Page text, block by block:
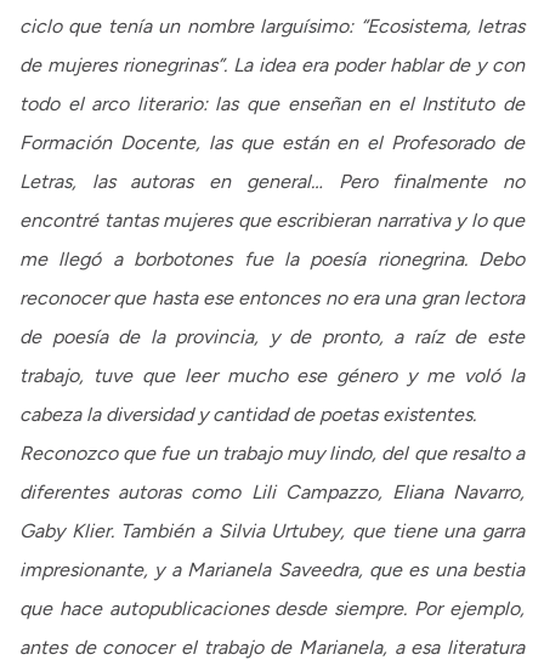
ciclo que tenía un nombre larguísimo: “Ecosistema, letras
de mujeres rionegrinas”. La idea era poder hablar de y con
todo el arco literario: las que enseñan en el Instituto de
Formación Docente, las que están en el Profesorado de
Letras, las autoras en general… Pero finalmente no
encontré tantas mujeres que escribieran narrativa y lo que
me llegó a borbotones fue la poesía rionegrina. Debo
reconocer que hasta ese entonces no era una gran lectora
de poesía de la provincia, y de pronto, a raíz de este
trabajo, tuve que leer mucho ese género y me voló la
cabeza la diversidad y cantidad de poetas existentes.
Reconozco que fue un trabajo muy lindo, del que resalto a
diferentes autoras como Lili Campazzo, Eliana Navarro,
Gaby Klier. También a Silvia Urtubey, que tiene una garra
impresionante, y a Marianela Saveedra, que es una bestia
que hace autopublicaciones desde siempre. Por ejemplo,
antes de conocer el trabajo de Marianela, a esa literatura